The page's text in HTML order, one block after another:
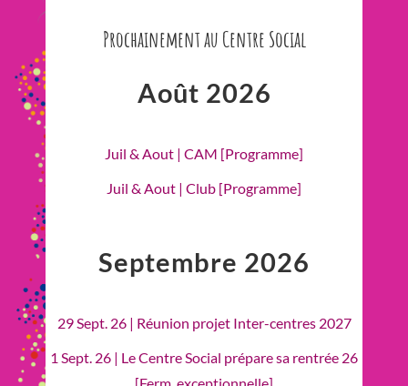
Prochainement au Centre Social
Août 2026
Juil & Aout | CAM [Programme]
Juil & Aout | Club [Programme]
Septembre 2026
29 Sept. 26 | Réunion projet Inter-centres 2027
1 Sept. 26 | Le Centre Social prépare sa rentrée 26